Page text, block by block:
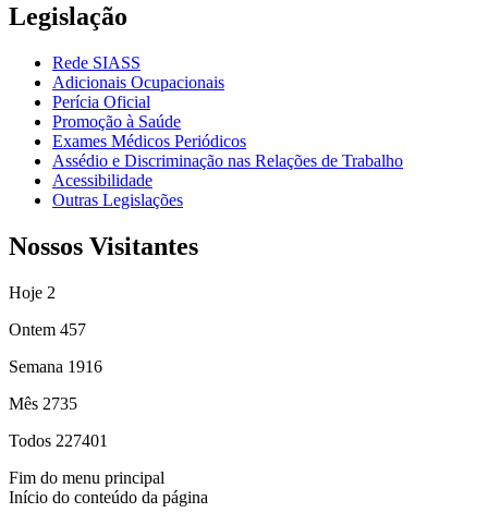
Legislação
Rede SIASS
Adicionais Ocupacionais
Perícia Oficial
Promoção à Saúde
Exames Médicos Periódicos
Assédio e Discriminação nas Relações de Trabalho
Acessibilidade
Outras Legislações
Nossos Visitantes
Hoje 2
Ontem 457
Semana 1916
Mês 2735
Todos 227401
Fim do menu principal
Início do conteúdo da página